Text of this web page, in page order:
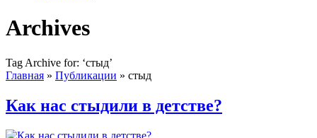
Archives
Tag Archive for: ‘стыд’
Главная » Публикации » стыд
Как нас стыдили в детстве?